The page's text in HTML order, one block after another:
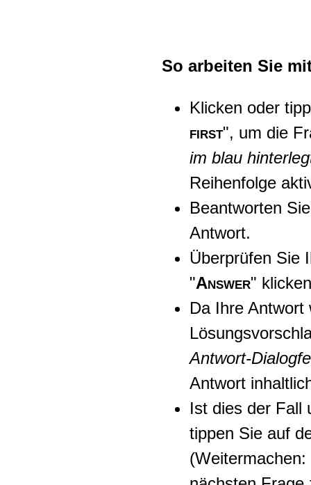
So arbeiten Sie
Klicken oder
first", um die
im blau
Reihenfolge
Beantworten
Antwort.
Überprüfen Sie
"Answer"
Da Ihre
Antwort-
Antwort
Ist dies der Fall
tippen Sie auf